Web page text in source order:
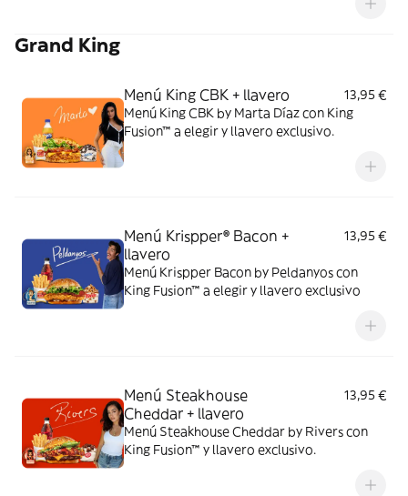
Grand King
Menú King CBK + llavero
13,95 €
Menú King CBK by Marta Díaz con King
Fusion™ a elegir y llavero exclusivo.
Menú Krispper® Bacon +
llavero
13,95 €
Menú Krispper Bacon by Peldanyos con
King Fusion™ a elegir y llavero exclusivo
Menú Steakhouse
Cheddar + llavero
13,95 €
Menú Steakhouse Cheddar by Rivers con
King Fusion™ y llavero exclusivo.